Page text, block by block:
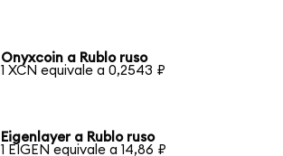
Onyxcoin a Rublo ruso
1 XCN equivale a 0,2543 ₽
Eigenlayer a Rublo ruso
1 EIGEN equivale a 14,86 ₽